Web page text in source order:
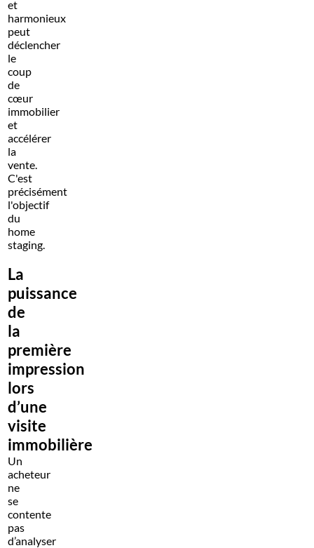
et
harmonieux
peut
déclencher
le
coup
de
cœur
immobilier
et
accélérer
la
vente.
C'est
précisément
l'objectif
du
home
staging.
La
puissance
de
la
première
impression
lors
d’une
visite
immobilière
Un
acheteur
ne
se
contente
pas
d’analyser